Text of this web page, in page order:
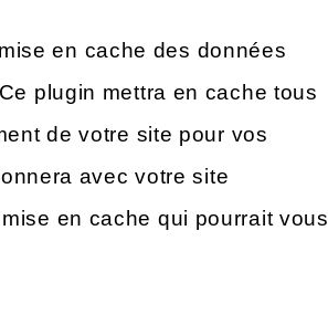
en cache des données
plugin mettra en cache tous
de votre site pour vos
avec votre site
en cache qui pourrait vous